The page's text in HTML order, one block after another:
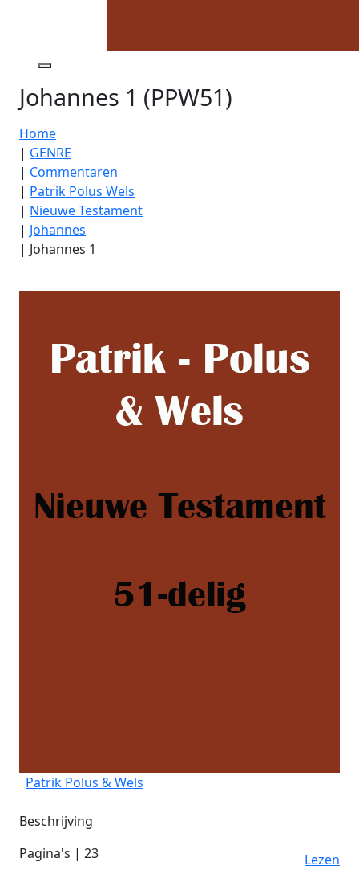
Johannes 1 (PPW51)
Home
| GENRE
| Commentaren
| Patrik Polus Wels
| Nieuwe Testament
| Johannes
| Johannes 1
Patrik Polus & Wels
Beschrijving
Pagina's | 23
Lezen